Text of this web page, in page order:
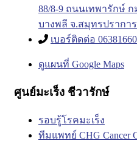
88/8-9 ถนนเทพารักษ์
บางพลี จ.สมุทรปราการ
เบอร์ติดต่อ
ดูแผนที่ Google Maps
ศูนย์มะเร็ง ชีวารักษ์
รอบรู้โรคมะเร็ง
ทีมแพทย์ CHG Cancer